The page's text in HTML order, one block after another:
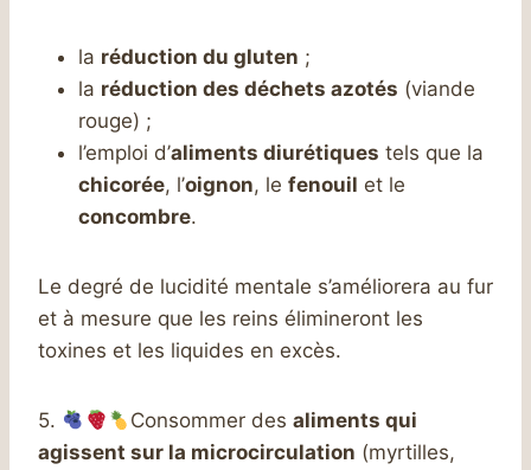
la réduction du gluten ;
la réduction des déchets azotés (viande
rouge) ;
l’emploi d’aliments diurétiques tels que la
chicorée, l’oignon, le fenouil et le
concombre.
Le degré de lucidité mentale s’améliorera au fur
et à mesure que les reins élimineront les
toxines et les liquides en excès.
5. Consommer desaliments qui
agissent sur la microcirculation (myrtilles,